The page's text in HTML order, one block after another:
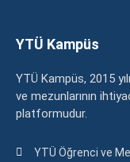
YTÜ Kampüs
YTÜ Kampüs, 2015
ve mezunlarının
platformudur.
YTÜ Öğrenci ve